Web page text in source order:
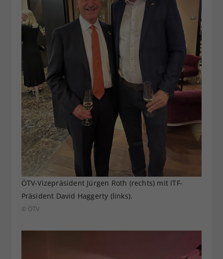
ÖTV-Vizepräsident Jürgen Roth (rechts) mit ITF-
Präsident David Haggerty (links).
© ÖTV